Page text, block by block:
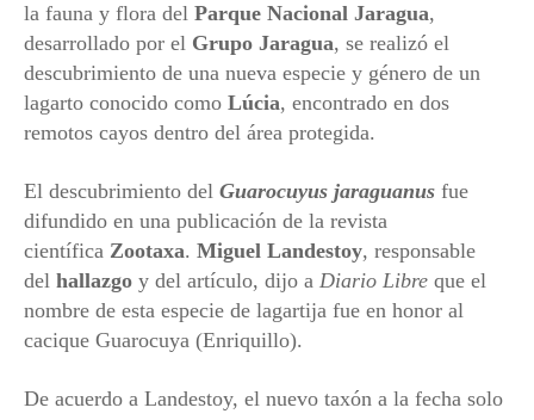
la fauna y flora del Parque Nacional Jaragua,
desarrollado por el Grupo Jaragua, se realizó el
descubrimiento de una nueva especie y género de un
lagarto conocido como Lúcia, encontrado en dos
remotos cayos dentro del área protegida.
El descubrimiento del Guarocuyus jaraguanus fue
difundido en una publicación de la revista
científica Zootaxa. Miguel Landestoy, responsable
del hallazgo y del artículo, dijo a Diario Libre que el
nombre de esta especie de lagartija fue en honor al
cacique Guarocuya (Enriquillo).
De acuerdo a Landestoy, el nuevo taxón a la fecha solo